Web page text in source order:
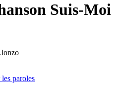
Suis-Moi
paroles